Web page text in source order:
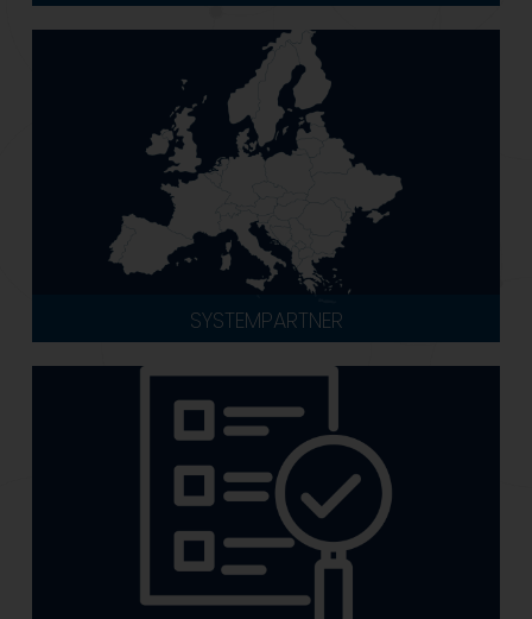
SYSTEMPARTNER